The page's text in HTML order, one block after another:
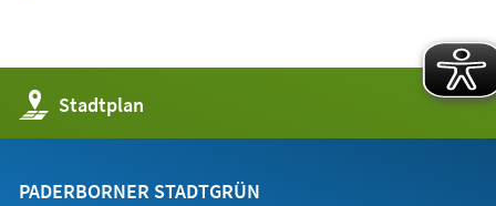
Stadtplan
(Öffnet
in
einem
Tab)
PADERBORNER STADTGRÜN